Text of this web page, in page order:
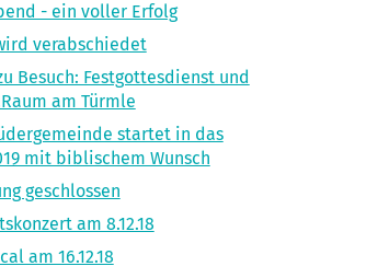
- ein voller Erfolg
verabschiedet
Besuch: Festgottesdienst und
am Türmle
startet in das
mit biblischem Wunsch
geschlossen
am 8.12.18
am 16.12.18